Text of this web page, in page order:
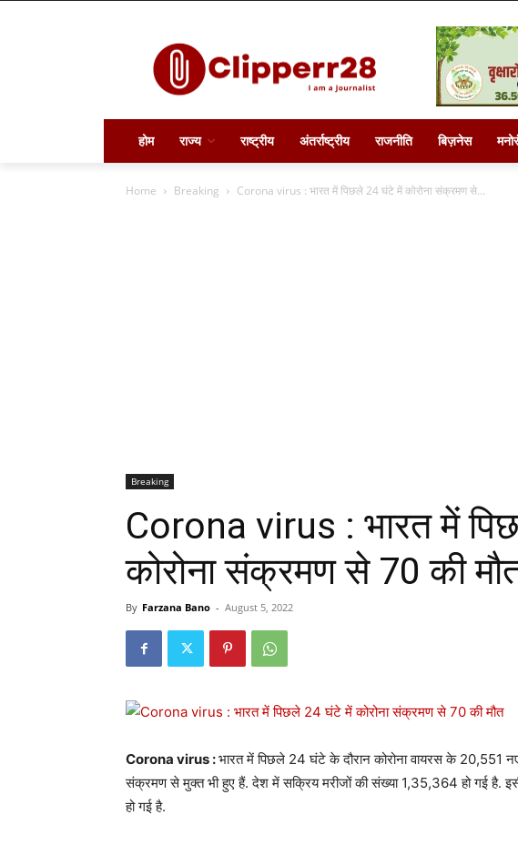
होम राज्य राष्ट्रीय अंतर्राष्ट्रीय राजनीति बिज़नेस
Home Breaking Corona virus : भारत में पिछले 24 घंटे में कोरोना संक्रमण से...
Breaking
Corona virus : भारत में
कोरोना संक्रमण से 70 की
By Farzana Bano - August 5, 2022
Corona virus :भारत में पिछले 24 घंटे के दौरान कोरोना वायरस के 20,551
संक्रमण से मुक्त भी हुए हैं. देश में सक्रिय मरीजों की संख्या 1,35,364 हो गई है.
हो गई है.